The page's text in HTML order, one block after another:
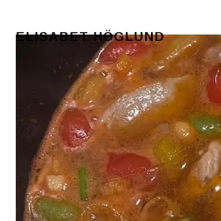
ELISABET HÖGLUND
Journalist, författare och konstnär